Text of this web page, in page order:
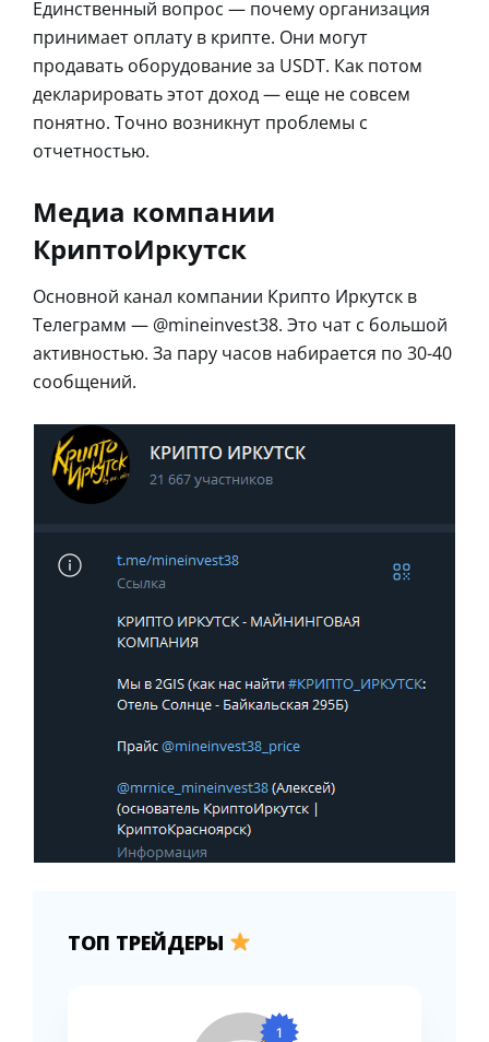
Единственный вопрос — почему организация
принимает оплату в крипте. Они могут
продавать оборудование за USDT. Как потом
декларировать этот доход — еще не совсем
понятно. Точно возникнут проблемы с
отчетностью.
Медиа компании
КриптоИркутск
Основной канал компании Крипто Иркутск в
Телеграмм — @mineinvest38. Это чат с большой
активностью. За пару часов набирается по 30-40
сообщений.
ТОП ТРЕЙДЕРЫ
1